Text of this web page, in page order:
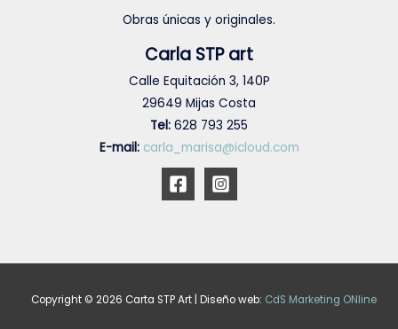
Obras únicas y originales.
Carla STP art
Calle Equitación 3, 140P
29649 Mijas Costa
Tel: 628 793 255
E-mail: carla_marisa@icloud.com
Copyright © 2026 Carta STP Art | Diseño web: CdS Marketing ONline